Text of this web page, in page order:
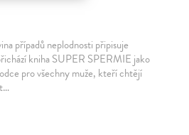
případů neplodnosti připisuje
kniha SUPER SPERMIE jako
pro všechny muže, kteří chtějí